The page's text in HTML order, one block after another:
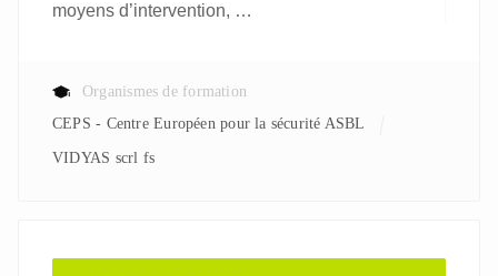
moyens d’intervention, …
Organismes de formation
CEPS - Centre Européen pour la sécurité ASBL
VIDYAS scrl fs